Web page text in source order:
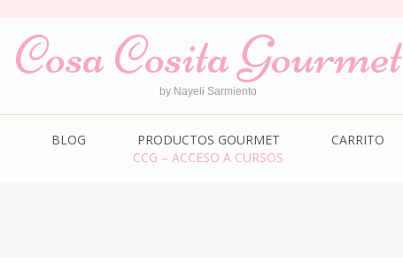
Cosa Cosita Gourmet
by Nayeli Sarmiento
BLOG PRODUCTOS GOURMET CARRITO
CCG – ACCESO A CURSOS